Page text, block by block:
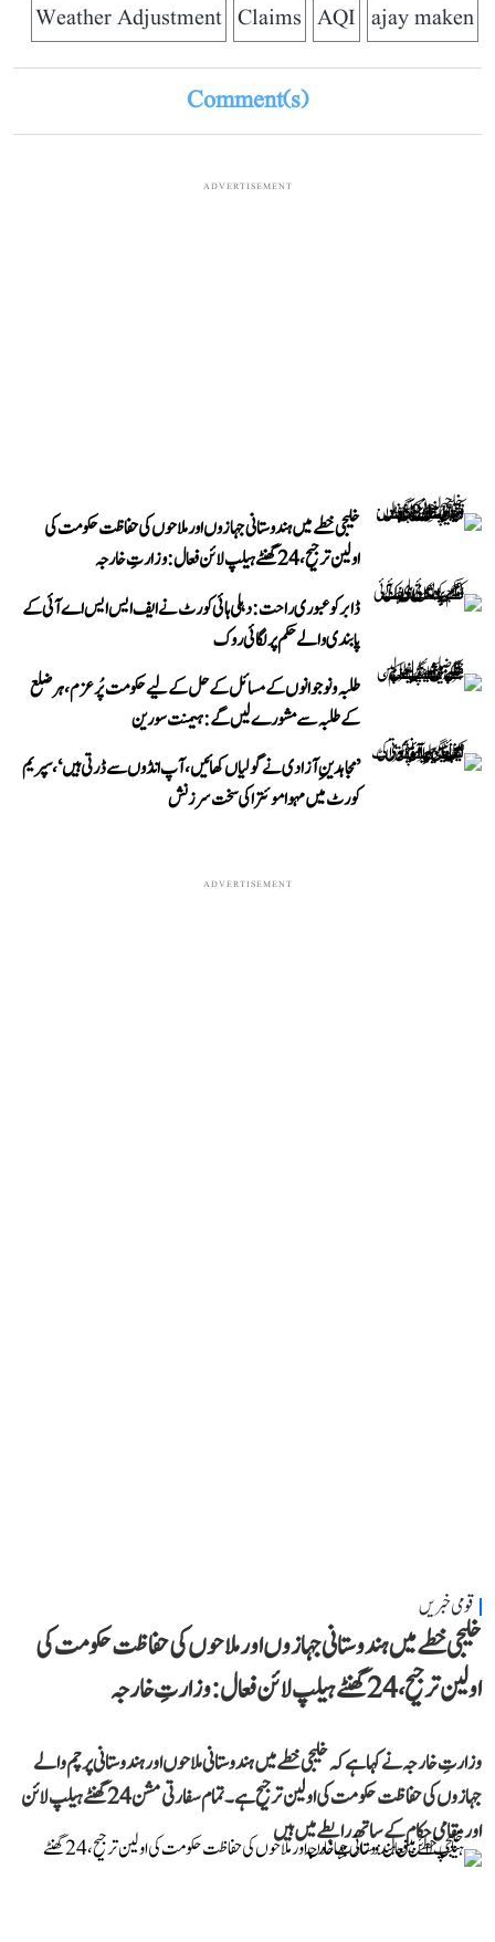
ajay maken
AQI
Claims
Weather Adjustment
Comment(s)
ADVERTISEMENT
خلیجی خطے میں ہندوستانی جہازوں اور ملاحوں کی حفاظت حکومت کی
اولین ترجیح، 24 گھنٹے ہیلپ لائن فعال: وزارتِ خارجہ
ڈابر کو عبوری راحت: دہلی ہائی کورٹ نے ایف ایس ایس اے آئی کے
پابندی والے حکم پر لگائی روک
طلبہ و نوجوانوں کے مسائل کے حل کے لیے حکومت پُرعزم، ہر ضلع
کے طلبہ سے مشورے لیں گے: ہیمنت سورین
’مجاہدینِ آزادی نے گولیاں کھائیں، آپ انڈوں سے ڈرتی ہیں‘، سپریم
کورٹ میں مہوا موئترا کی سخت سرزنش
ADVERTISEMENT
قومی خبریں
خلیجی خطے میں ہندوستانی جہازوں اور ملاحوں کی حفاظت حکومت کی
اولین ترجیح، 24 گھنٹے ہیلپ لائن فعال: وزارتِ خارجہ
وزارتِ خارجہ نے کہا ہے کہ خلیجی خطے میں ہندوستانی ملاحوں اور ہندوستانی پرچم والے
جہازوں کی حفاظت حکومت کی اولین ترجیح ہے۔ تمام سفارتی مشن 24 گھنٹے ہیلپ لائن
اور مقامی حکام کے ساتھ رابطے میں ہیں